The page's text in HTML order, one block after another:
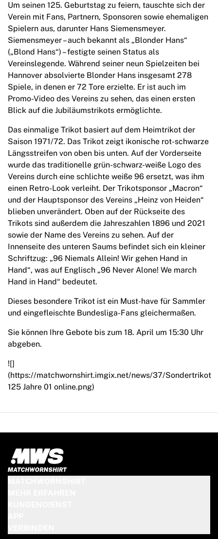
FC Bayern München
View all Teams
Top Leagues
World Championships 2026
Premier League
La Liga
Serie A
Ligue 1
MLS
Top Women's Teams
US Women's Soccer
Canada Women's Soccer
NWSL
OL Lyonnes
Paris Saint-Germain Feminines
Arsenal WFC
Browse by country
Basketball
Highlights
Charlotte Hornets
Chicago Bulls
LA Clippers
Portland Trail Blazers
Virtus Bologna
Top NBA Teams
Charlotte Hornets
Portland Trail Blazers
LA Clippers
View all NBA
Top European Teams
Beşiktaş Gain
Guerri Napoli
Cycling
Team Visma | Lease a bike
Soudal Quick Step
Rugby
Um seinen 125. Geburtstag zu feiern, tauschte sich der
Verein mit Fans, Partnern, Sponsoren sowie ehemaligen
Spielern aus, darunter Hans Siemensmeyer.
Siemensmeyer – auch bekannt als „Blonder Hans“
(„Blond Hans“) – festigte seinen Status als
Vereinslegende. Während seiner neun Spielzeiten bei
Hannover absolvierte Blonder Hans insgesamt 278
Spiele, in denen er 72 Tore erzielte. Er ist auch im
Promo-Video des Vereins zu sehen, das einen ersten
Blick auf die Jubiläumstrikots ermöglichte.
Das einmalige Trikot basiert auf dem Heimtrikot der
Saison 1971/72. Das Trikot zeigt ikonische rot-schwarze
Längsstreifen von oben bis unten. Auf der Vorderseite
wurde das traditionelle grün-schwarz-weiße Logo des
Vereins durch eine schlichte weiße 96 ersetzt, was ihm
einen Retro-Look verleiht. Der Trikotsponsor „Macron“
und der Hauptsponsor des Vereins „Heinz von Heiden“
blieben unverändert. Oben auf der Rückseite des
Trikots sind außerdem die Jahreszahlen 1896 und 2021
sowie der Name des Vereins zu sehen. Auf der
Innenseite des unteren Saums befindet sich ein kleiner
Schriftzug: „96 Niemals Allein! Wir gehen Hand in
Hand“, was auf Englisch „96 Never Alone! We march
Hand in Hand“ bedeutet.
Dieses besondere Trikot ist ein Must-have für Sammler
und eingefleischte Bundesliga-Fans gleichermaßen.
Sie können Ihre Gebote bis zum 18. April um 15:30 Uhr
abgeben.
![]
(https://matchwornshirt.imgix.net/news/37/Sondertrikot
125 Jahre 01 online.png)